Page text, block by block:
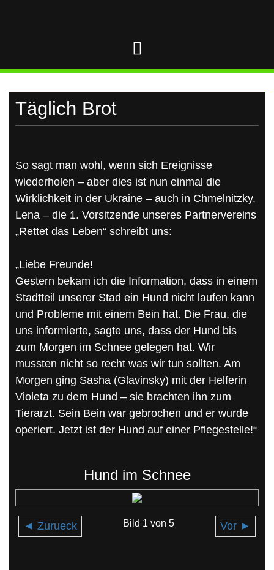
Täglich Brot
So sagt man wohl, wenn sich Ereignisse
wiederholen – aber dies ist nun einmal die
Wirklichkeit in der Ukraine – auch in Chmelnitzky.
Lena – die 1. Vorsitzende unseres Partnervereins
„Rettet das Leben“ schreibt uns:
„Liebe Freunde!
Gestern bekam ich die Information, dass in einem
Stadtteil unserer Stad ein Hund nicht laufen kann
und Probleme mit einem Bein hat. Die Frau, die
uns informierte, sagte uns, dass der Hund bis
zum Morgen im Schnee gelegen hat. Wir
mussten nicht so recht was wir tun sollten. Am
Morgen ging Sasha (Glavinsky) mit der Helferin
Violeta zu dem Hund – sie brachten ihn zum
Tierarzt. Sein Bein war gebrochen und er wurde
operiert. Jetzt ist der Hund auf einer Pflegestelle!“
Hund im Schnee
◄ Zurueck Vor ►
Bild 1 von 5